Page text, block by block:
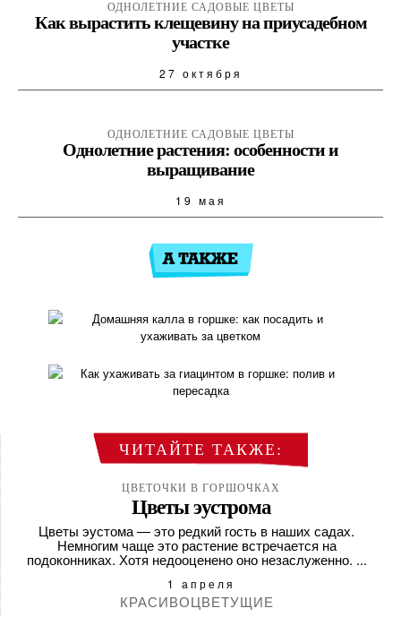
ОДНОЛЕТНИЕ САДОВЫЕ ЦВЕТЫ
Как вырастить клещевину на приусадебном
участке
27 октября
ОДНОЛЕТНИЕ САДОВЫЕ ЦВЕТЫ
Однолетние растения: особенности и
выращивание
19 мая
ЦВЕТОЧКИ В ГОРШОЧКАХ
ДОМАШНЯЯ КАЛЛА В
ГОРШКЕ: КАК ПОСАДИТЬ
И ...
11 октября
КАК УХАЖИВАТЬ ЗА
ГИАЦИНТОМ В ГОРШКЕ:
ПОЛ...
ЧИТАЙТЕ ТАКЖЕ:
ЦВЕТОЧКИ В ГОРШОЧКАХ
Цветы эустрома
Цветы эустома — это редкий гость в наших садах.
Немногим чаще это растение встречается на
подоконниках. Хотя недооценено оно незаслуженно. ...
1 апреля
КРАСИВОЦВЕТУЩИЕ